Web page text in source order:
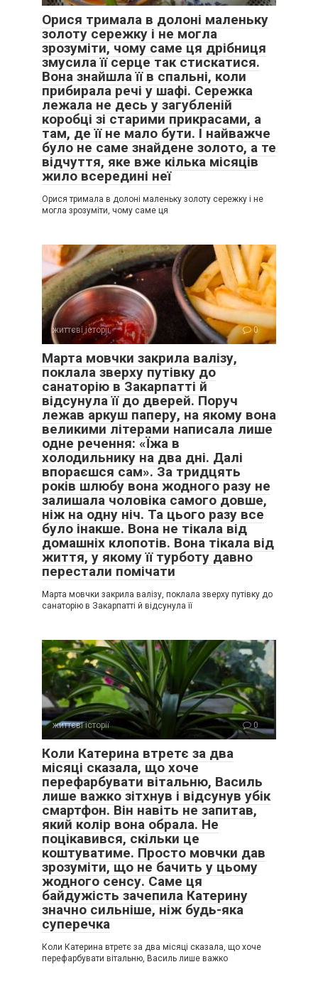
я більше не бачу сенсу нам бути разом. Я втомилася, хочу
свободи і нормального життя. Я всі роки здогадувалася,
але заборонялася собі поглянути в очі правді. А цього разу
нарешті попрохала подругу поїхати таємно за тобою,
прослідкувати. І вона підтвердила те, про що я і так знала,
про що мені давно казали люди. Я не хочу сварок, немає в
них потреби, бо не хочу більше бути з тобою. Живи своїм
життям, Гнате, а в мене тепер своє. Дякую за сина.
Марія.»
Гнат довго сидів за їх з дружиною столом, схиливши
голову на руки. Плакав. Але розумів у глибині душі, що так
Вони прожили багато років, народили разом Настю і
Миколку. Тепер вони вже дорослі.
В селі тоді погуділи та й затихли. Визнали: Доля.
Дмитро, син Гната, почав спілкуватися з батьком і його
новою родиною лише через кілька років після одруження
Гната з Мартою.
Останні 7 років Марта, поховавши чоловіка, живе вже
сама, її підтримують діти й онуки.
…Цю історія я почула й записала від самої Марти
Миколаївни, бабусі з сивим волоссям, глибокими
зморшками і пронизливими, досі ясними карими очима.
Автор – Альона Мірошниченко.
Спеціально для видання Ibilingua.com.
Передрук без посилання на Ibilingua.com. заборонено.
Орися тримала в долоні маленьку
золоту сережку і не могла
зрозуміти, чому саме ця дрібниця
змусила її серце так стискатися.
Вона знайшла її в спальні, коли
прибирала речі у шафі. Сережка
лежала не десь у загубленій
коробці зі старими прикрасами, а
там, де її не мало бути. І найважче
було не саме знайдене золото, а те
відчуття, яке вже кілька місяців
жило всередині неї
Орися тримала в долоні маленьку золоту сережку і не
могла зрозуміти, чому саме ця
життєві історії 0
Марта мовчки закрила валізу,
поклала зверху путівку до
санаторію в Закарпатті й
відсунула її до дверей. Поруч
лежав аркуш паперу, на якому вона
великими літерами написала лише
одне речення: «Їжа в
холодильнику на два дні. Далі
впораєшся сам». За тридцять
років шлюбу вона жодного разу не
залишала чоловіка самого довше,
ніж на одну ніч. Та цього разу все
було інакше. Вона не тікала від
домашніх клопотів. Вона тікала від
життя, у якому її турботу давно
перестали помічати
Марта мовчки закрила валізу, поклала зверху путівку до
санаторію в Закарпатті й відсунула її
життєві історії 0
Коли Катерина втретє за два
місяці сказала, що хоче
перефарбувати вітальню, Василь
лише важко зітхнув і відсунув убік
смартфон. Він навіть не запитав,
який колір вона обрала. Не
поцікавився, скільки це
коштуватиме. Просто мовчки дав
зрозуміти, що не бачить у цьому
жодного сенсу. Саме ця
байдужість зачепила Катерину
значно сильніше, ніж будь-яка
суперечка
Коли Катерина втретє за два місяці сказала, що хоче
перефарбувати вітальню, Василь лише важко